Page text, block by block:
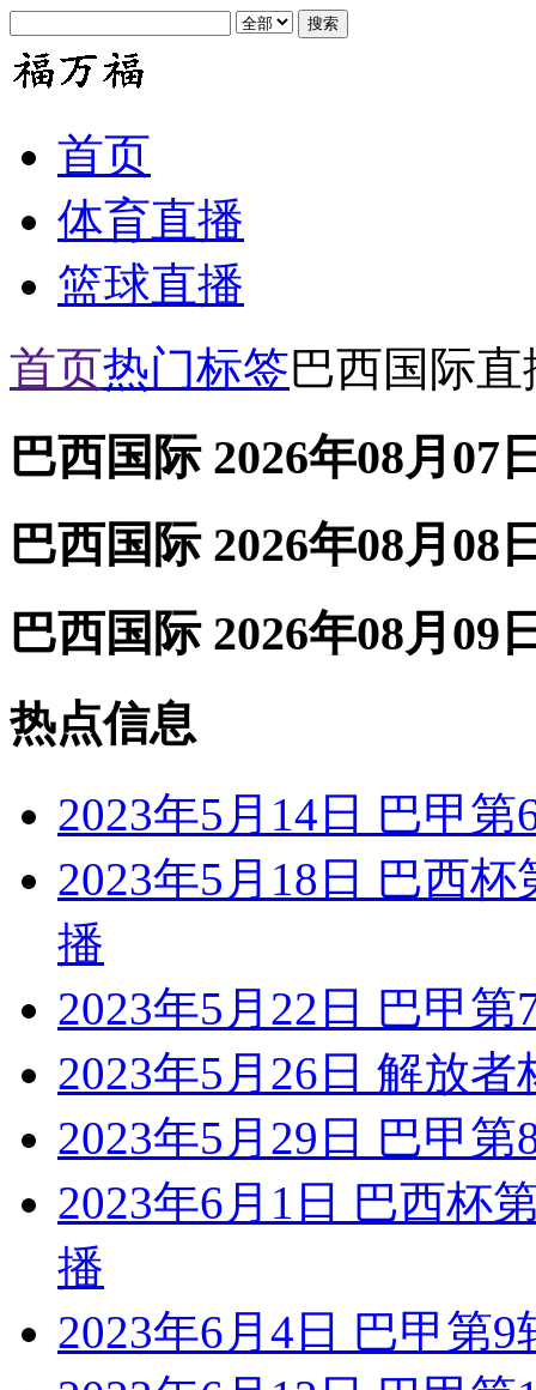
首页
体育直播
篮球直播
首页热门标签巴西国际直
巴西国际 2026年08月07
巴西国际 2026年08月08
巴西国际 2026年08月09
热点信息
2023年5月14日 巴甲
2023年5月18日 巴西
播
2023年5月22日 巴甲
2023年5月26日 解放
2023年5月29日 巴甲
2023年6月1日 巴西杯
播
2023年6月4日 巴甲第